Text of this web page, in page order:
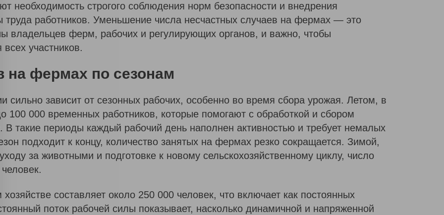
обратный
звонок.
Наш
менеджер
скоро
свяжется
с Вами, а
пока
может
быть вам
будет
интересно
Б
Л
О
необходимость строгого соблюдения норм безопасности и внедрения
труда работников. Уменьшение числа несчастных случаев на фермах — это
владельцев ферм, рабочих и регулирующих органов, и важно, чтобы
всех участников.
на фермах по сезонам
сильно зависит от сезонных рабочих, особенно во время сбора урожая. Летом, в
100 000 временных работников, которые помогают с обработкой и сбором
В такие периоды каждый рабочий день наполнен активностью и требует немалых
подходит к концу, количество занятых на фермах резко сокращается. Зимой,
за животными и подготовке к новому сельскохозяйственному циклу, число
хозяйстве составляет около 250 000 человек, что включает как постоянных
поток рабочей силы показывает, насколько динамичной и напряженной